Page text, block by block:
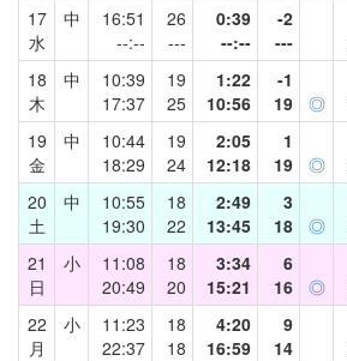
17
水
中
16:51
--:--
26
---
0:39
--:--
-2
---
18
木
中
10:39
17:37
19
25
1:22
10:56
-1
19
◎
19
金
中
10:44
18:29
19
24
2:05
12:18
1
19
◎
20
土
中
10:55
19:30
18
22
2:49
13:45
3
18
◎
21
日
小
11:08
20:49
18
20
3:34
15:21
6
16
◎
22
月
小
11:23
22:37
18
18
4:20
16:59
9
14